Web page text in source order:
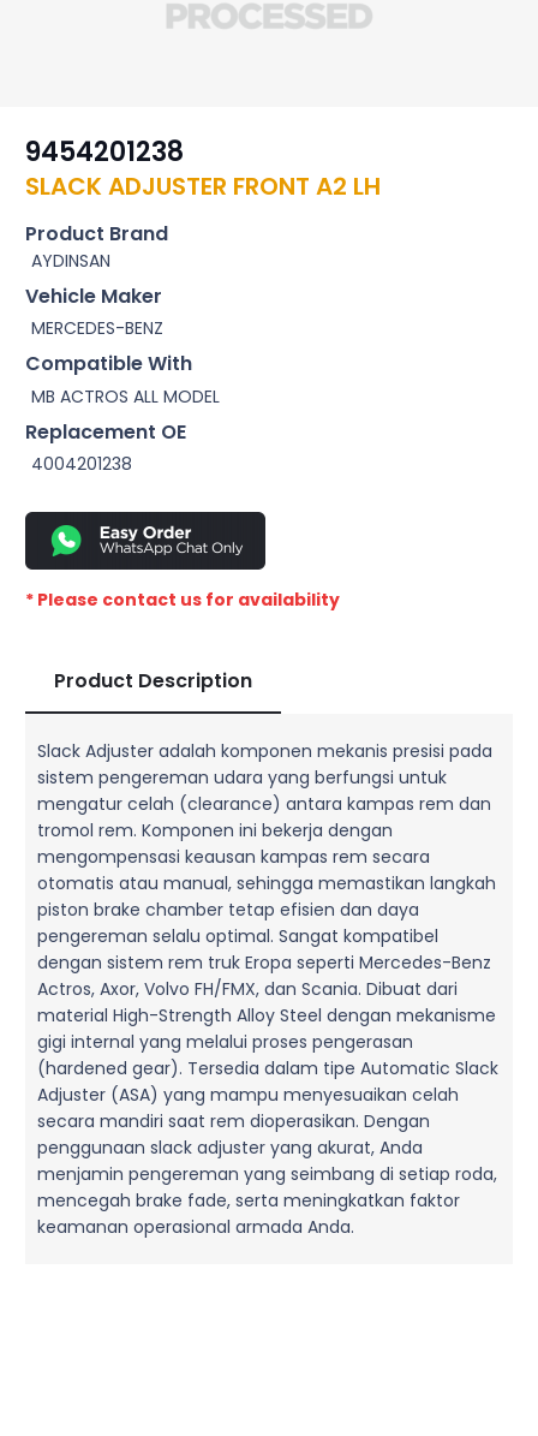
9454201238
SLACK ADJUSTER FRONT A2 LH
Product Brand
AYDINSAN
Vehicle Maker
MERCEDES-BENZ
Compatible With
MB ACTROS ALL MODEL
Replacement OE
4004201238
* Please contact us for availability
Product Description
Slack Adjuster adalah komponen mekanis presisi pada
sistem pengereman udara yang berfungsi untuk
mengatur celah (clearance) antara kampas rem dan
tromol rem. Komponen ini bekerja dengan
mengompensasi keausan kampas rem secara
otomatis atau manual, sehingga memastikan langkah
piston brake chamber tetap efisien dan daya
pengereman selalu optimal. Sangat kompatibel
dengan sistem rem truk Eropa seperti Mercedes-Benz
Actros, Axor, Volvo FH/FMX, dan Scania. Dibuat dari
material High-Strength Alloy Steel dengan mekanisme
gigi internal yang melalui proses pengerasan
(hardened gear). Tersedia dalam tipe Automatic Slack
Adjuster (ASA) yang mampu menyesuaikan celah
secara mandiri saat rem dioperasikan. Dengan
penggunaan slack adjuster yang akurat, Anda
menjamin pengereman yang seimbang di setiap roda,
mencegah brake fade, serta meningkatkan faktor
keamanan operasional armada Anda.